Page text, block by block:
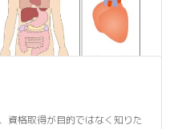
資格取得が目的ではなく知りた